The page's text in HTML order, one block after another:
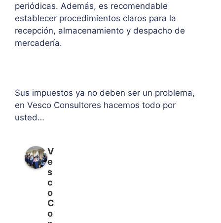
periódicas. Además, es recomendable
establecer procedimientos claros para la
recepción, almacenamiento y despacho de
mercadería.
Sus impuestos ya no deben ser un problema,
en Vesco Consultores hacemos todo por
usted…
V
e
s
c
o
C
o